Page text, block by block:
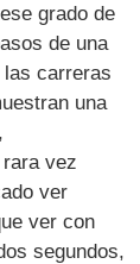
grado de
de una
las carreras
una
vez
ver
ver con
segundos,